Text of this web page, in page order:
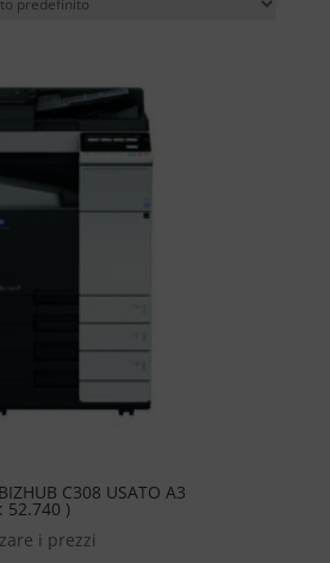
C308 USATO A3
52.740 )
i prezzi